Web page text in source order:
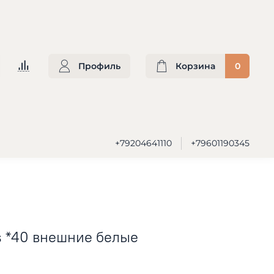
Профиль Корзина 0
+79204641110 +79601190345
внешние белые